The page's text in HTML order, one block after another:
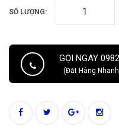
SỐ LƯỢNG:
GỌI NGAY
(Đặt Hàng